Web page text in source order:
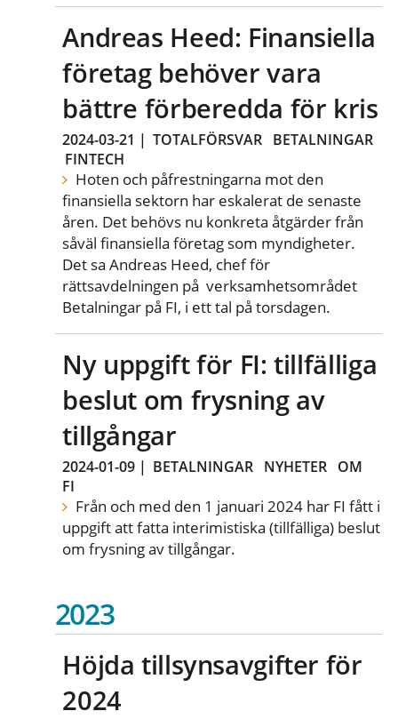
Andreas Heed: Finansiella
företag behöver vara
bättre förberedda för kris
2024-03-21 | TOTALFÖRSVAR BETALNINGAR
FINTECH
Hoten och påfrestningarna mot den
finansiella sektorn har eskalerat de senaste
åren. Det behövs nu konkreta åtgärder från
såväl finansiella företag som myndigheter.
Det sa Andreas Heed, chef för
rättsavdelningen på verksamhetsområdet
Betalningar på FI, i ett tal på torsdagen.
Ny uppgift för FI: tillfälliga
beslut om frysning av
tillgångar
2024-01-09 | BETALNINGAR NYHETER OM
FI
Från och med den 1 januari 2024 har FI fått i
uppgift att fatta interimistiska (tillfälliga) beslut
om frysning av tillgångar.
2023
Höjda tillsynsavgifter för
2024